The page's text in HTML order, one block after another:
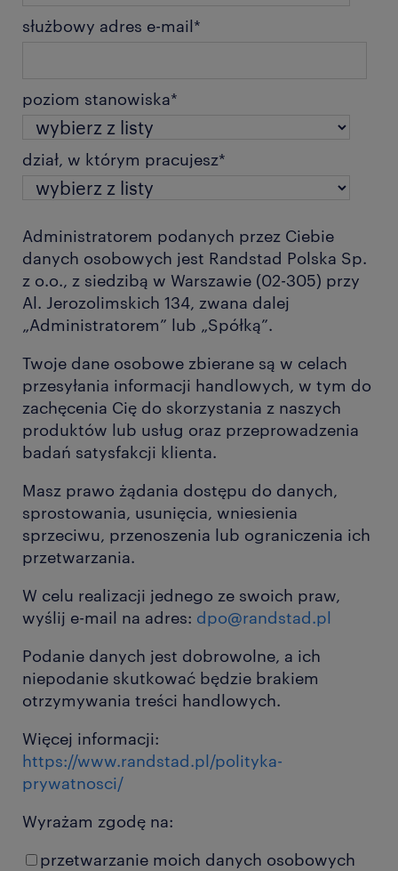
służbowy adres e-mail*
poziom stanowiska*
dział, w którym pracujesz*
Administratorem podanych przez Ciebie
danych osobowych jest Randstad Polska Sp.
z o.o., z siedzibą w Warszawie (02-305) przy
Al. Jerozolimskich 134, zwana dalej
„Administratorem” lub „Spółką”.
Twoje dane osobowe zbierane są w celach
przesyłania informacji handlowych, w tym do
zachęcenia Cię do skorzystania z naszych
produktów lub usług oraz przeprowadzenia
badań satysfakcji klienta.
Masz prawo żądania dostępu do danych,
sprostowania, usunięcia, wniesienia
sprzeciwu, przenoszenia lub ograniczenia ich
przetwarzania.
W celu realizacji jednego ze swoich praw,
wyślij e-mail na adres: dpo@randstad.pl
Podanie danych jest dobrowolne, a ich
niepodanie skutkować będzie brakiem
otrzymywania treści handlowych.
Więcej informacji:
https://www.randstad.pl/polityka-
prywatnosci/
Wyrażam zgodę na:
przetwarzanie moich danych osobowych